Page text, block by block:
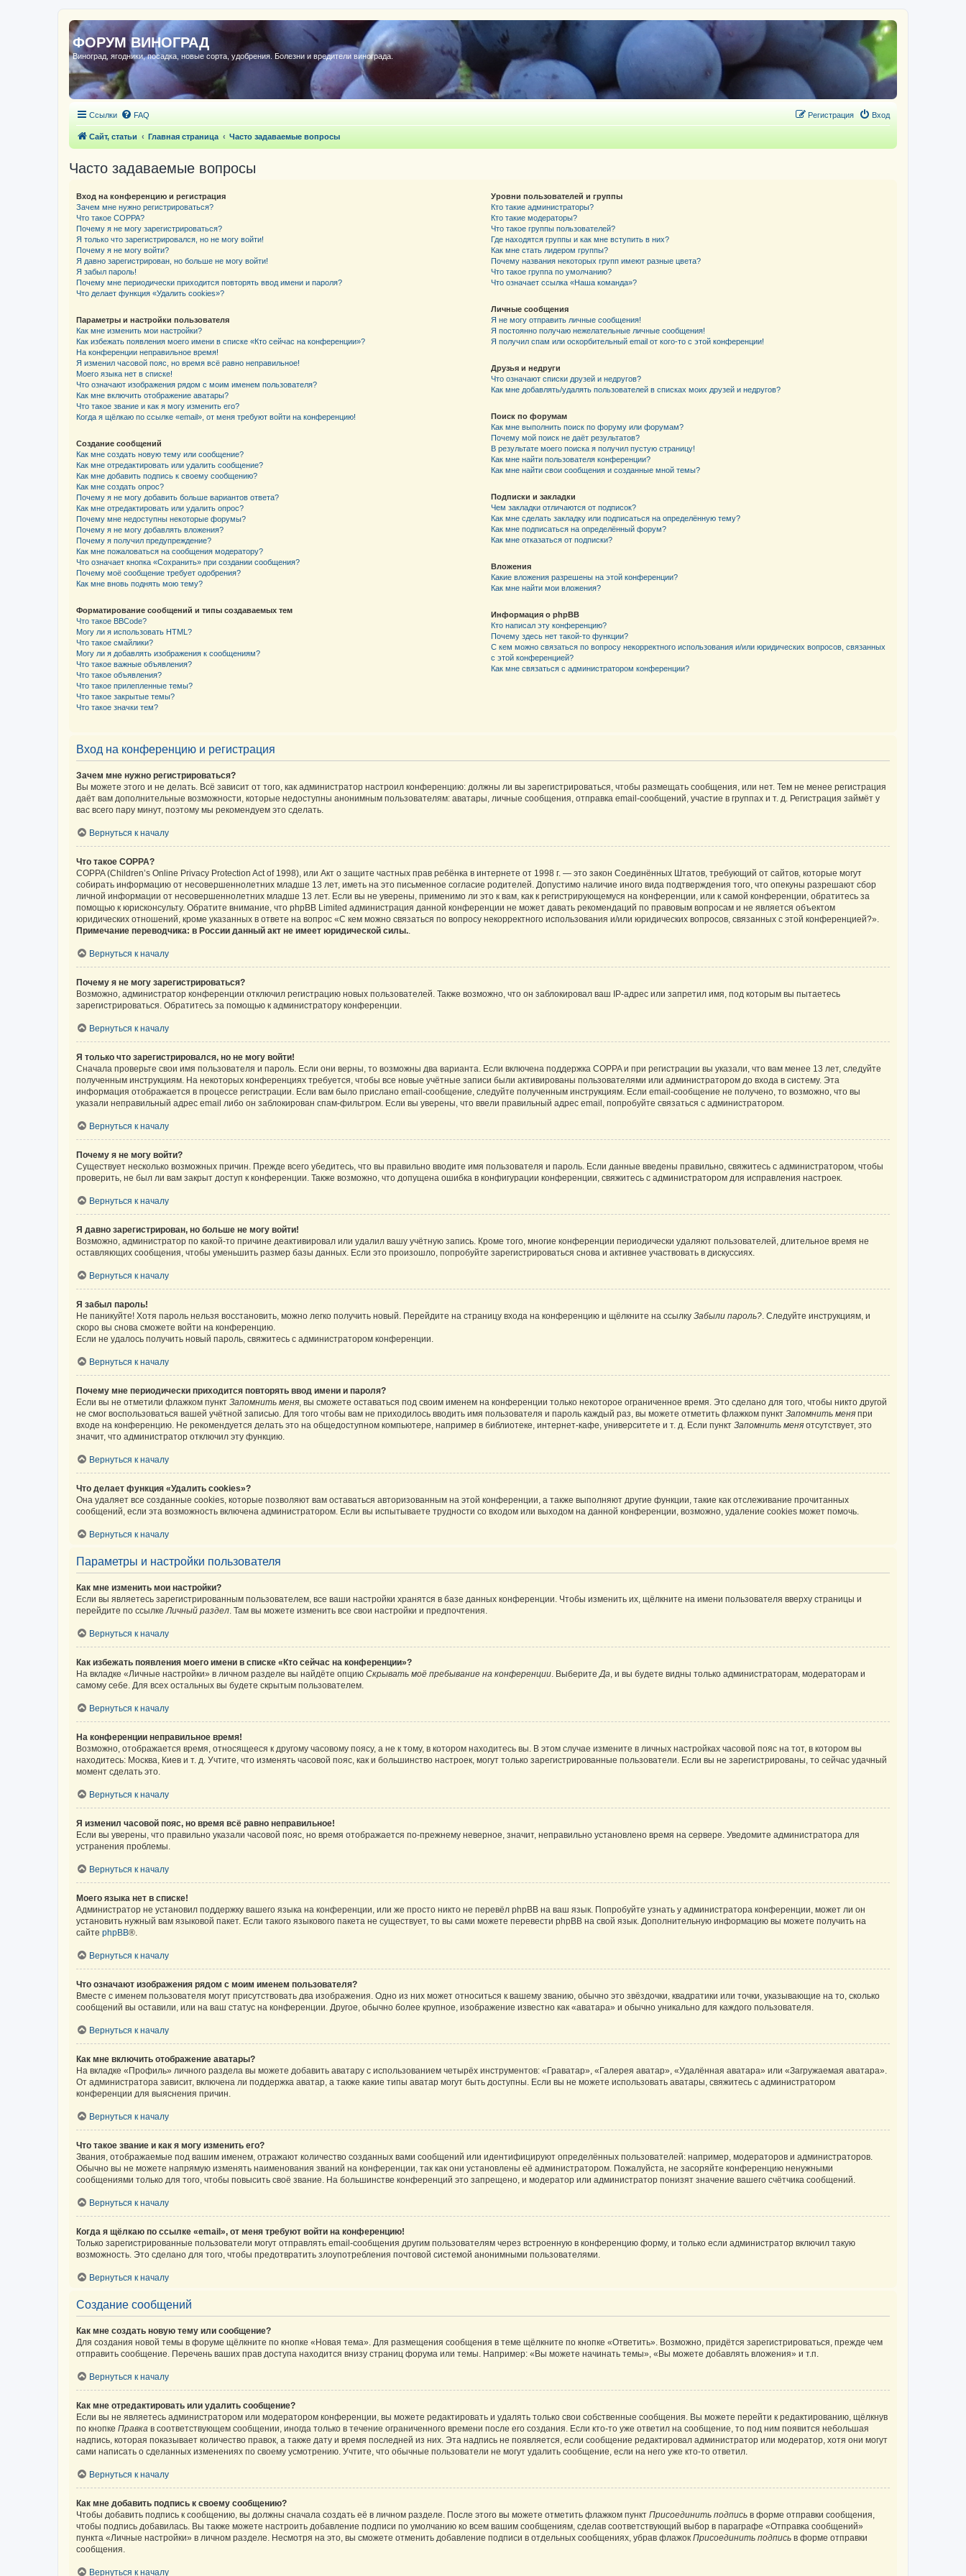
ФОРУМ ВИНОГРАД
Виноград, ягодники, посадка, новые сорта, удобрения. Болезни и вредители винограда.
Ссылки FAQ Вход
Регистрация
Сайт, статьи Главная страница Часто задаваемые вопросы
Часто задаваемые вопросы
Вход на конференцию и регистрация
Зачем мне нужно регистрироваться?
Что такое COPPA?
Почему я не могу зарегистрироваться?
Я только что зарегистрировался, но не могу войти!
Почему я не могу войти?
Я давно зарегистрирован, но больше не могу войти!
Я забыл пароль!
Почему мне периодически приходится повторять ввод имени и пароля?
Что делает функция «Удалить cookies»?
Параметры и настройки пользователя
Как мне изменить мои настройки?
Как избежать появления моего имени в списке «Кто сейчас на конференции»?
На конференции неправильное время!
Я изменил часовой пояс, но время всё равно неправильное!
Моего языка нет в списке!
Что означают изображения рядом с моим именем пользователя?
Как мне включить отображение аватары?
Что такое звание и как я могу изменить его?
Когда я щёлкаю по ссылке «email», от меня требуют войти на конференцию!
Создание сообщений
Как мне создать новую тему или сообщение?
Как мне отредактировать или удалить сообщение?
Как мне добавить подпись к своему сообщению?
Как мне создать опрос?
Почему я не могу добавить больше вариантов ответа?
Как мне отредактировать или удалить опрос?
Почему мне недоступны некоторые форумы?
Почему я не могу добавлять вложения?
Почему я получил предупреждение?
Как мне пожаловаться на сообщения модератору?
Что означает кнопка «Сохранить» при создании сообщения?
Почему моё сообщение требует одобрения?
Как мне вновь поднять мою тему?
Форматирование сообщений и типы создаваемых тем
Что такое BBCode?
Могу ли я использовать HTML?
Что такое смайлики?
Могу ли я добавлять изображения к сообщениям?
Что такое важные объявления?
Что такое объявления?
Что такое прилепленные темы?
Что такое закрытые темы?
Что такое значки тем?
Уровни пользователей и группы
Кто такие администраторы?
Кто такие модераторы?
Что такое группы пользователей?
Где находятся группы и как мне вступить в них?
Как мне стать лидером группы?
Почему названия некоторых групп имеют разные цвета?
Что такое группа по умолчанию?
Что означает ссылка «Наша команда»?
Личные сообщения
Я не могу отправить личные сообщения!
Я постоянно получаю нежелательные личные сообщения!
Я получил спам или оскорбительный email от кого-то с этой конференции!
Друзья и недруги
Что означают списки друзей и недругов?
Как мне добавлять/удалять пользователей в списках моих друзей и недругов?
Поиск по форумам
Как мне выполнить поиск по форуму или форумам?
Почему мой поиск не даёт результатов?
В результате моего поиска я получил пустую страницу!
Как мне найти пользователя конференции?
Как мне найти свои сообщения и созданные мной темы?
Подписки и закладки
Чем закладки отличаются от подписок?
Как мне сделать закладку или подписаться на определённую тему?
Как мне подписаться на определённый форум?
Как мне отказаться от подписки?
Вложения
Какие вложения разрешены на этой конференции?
Как мне найти мои вложения?
Информация о phpBB
Кто написал эту конференцию?
Почему здесь нет такой-то функции?
С кем можно связаться по вопросу некорректного использования и/или юридических вопросов, связанных
с этой конференцией?
Как мне связаться с администратором конференции?
Вход на конференцию и регистрация
Зачем мне нужно регистрироваться?
Вы можете этого и не делать. Всё зависит от того, как администратор настроил конференцию: должны ли вы зарегистрироваться, чтобы размещать сообщения, или нет. Тем не менее регистрация
даёт вам дополнительные возможности, которые недоступны анонимным пользователям: аватары, личные сообщения, отправка email-сообщений, участие в группах и т. д. Регистрация займёт у
вас всего пару минут, поэтому мы рекомендуем это сделать.
Вернуться к началу
Что такое COPPA?
COPPA (Children’s Online Privacy Protection Act of 1998), или Акт о защите частных прав ребёнка в интернете от 1998 г. — это закон Соединённых Штатов, требующий от сайтов, которые могут
собирать информацию от несовершеннолетних младше 13 лет, иметь на это письменное согласие родителей. Допустимо наличие иного вида подтверждения того, что опекуны разрешают сбор
личной информации от несовершеннолетних младше 13 лет. Если вы не уверены, применимо ли это к вам, как к регистрирующемуся на конференции, или к самой конференции, обратитесь за
помощью к юрисконсульту. Обратите внимание, что phpBB Limited администрация данной конференции не может давать рекомендаций по правовым вопросам и не является объектом
юридических отношений, кроме указанных в ответе на вопрос «С кем можно связаться по вопросу некорректного использования и/или юридических вопросов, связанных с этой конференцией?».
Примечание переводчика: в России данный акт не имеет юридической силы..
Вернуться к началу
Почему я не могу зарегистрироваться?
Возможно, администратор конференции отключил регистрацию новых пользователей. Также возможно, что он заблокировал ваш IP-адрес или запретил имя, под которым вы пытаетесь
зарегистрироваться. Обратитесь за помощью к администратору конференции.
Вернуться к началу
Я только что зарегистрировался, но не могу войти!
Сначала проверьте свои имя пользователя и пароль. Если они верны, то возможны два варианта. Если включена поддержка COPPA и при регистрации вы указали, что вам менее 13 лет, следуйте
полученным инструкциям. На некоторых конференциях требуется, чтобы все новые учётные записи были активированы пользователями или администратором до входа в систему. Эта
информация отображается в процессе регистрации. Если вам было прислано email-сообщение, следуйте полученным инструкциям. Если email-сообщение не получено, то возможно, что вы
указали неправильный адрес email либо он заблокирован спам-фильтром. Если вы уверены, что ввели правильный адрес email, попробуйте связаться с администратором.
Вернуться к началу
Почему я не могу войти?
Существует несколько возможных причин. Прежде всего убедитесь, что вы правильно вводите имя пользователя и пароль. Если данные введены правильно, свяжитесь с администратором, чтобы
проверить, не был ли вам закрыт доступ к конференции. Также возможно, что допущена ошибка в конфигурации конференции, свяжитесь с администратором для исправления настроек.
Вернуться к началу
Я давно зарегистрирован, но больше не могу войти!
Возможно, администратор по какой-то причине деактивировал или удалил вашу учётную запись. Кроме того, многие конференции периодически удаляют пользователей, длительное время не
оставляющих сообщения, чтобы уменьшить размер базы данных. Если это произошло, попробуйте зарегистрироваться снова и активнее участвовать в дискуссиях.
Вернуться к началу
Я забыл пароль!
Не паникуйте! Хотя пароль нельзя восстановить, можно легко получить новый. Перейдите на страницу входа на конференцию и щёлкните на ссылку Забыли пароль?. Следуйте инструкциям, и
скоро вы снова сможете войти на конференцию.
Если не удалось получить новый пароль, свяжитесь с администратором конференции.
Вернуться к началу
Почему мне периодически приходится повторять ввод имени и пароля?
Если вы не отметили флажком пункт Запомнить меня, вы сможете оставаться под своим именем на конференции только некоторое ограниченное время. Это сделано для того, чтобы никто другой
не смог воспользоваться вашей учётной записью. Для того чтобы вам не приходилось вводить имя пользователя и пароль каждый раз, вы можете отметить флажком пункт Запомнить меня при
входе на конференцию. Не рекомендуется делать это на общедоступном компьютере, например в библиотеке, интернет-кафе, университете и т. д. Если пункт Запомнить меня отсутствует, это
значит, что администратор отключил эту функцию.
Вернуться к началу
Что делает функция «Удалить cookies»?
Она удаляет все созданные cookies, которые позволяют вам оставаться авторизованным на этой конференции, а также выполняют другие функции, такие как отслеживание прочитанных
сообщений, если эта возможность включена администратором. Если вы испытываете трудности со входом или выходом на данной конференции, возможно, удаление cookies может помочь.
Вернуться к началу
Параметры и настройки пользователя
Как мне изменить мои настройки?
Если вы являетесь зарегистрированным пользователем, все ваши настройки хранятся в базе данных конференции. Чтобы изменить их, щёлкните на имени пользователя вверху страницы и
перейдите по ссылкеЛичный раздел. Там вы можете изменить все свои настройки и предпочтения.
Вернуться к началу
Как избежать появления моего имени в списке «Кто сейчас на конференции»?
На вкладке «Личные настройки» в личном разделе вы найдёте опцию Скрывать моё пребывание на конференции. ВыберитеДа, и вы будете видны только администраторам, модераторам и
самому себе. Для всех остальных вы будете скрытым пользователем.
Вернуться к началу
На конференции неправильное время!
Возможно, отображается время, относящееся к другому часовому поясу, а не к тому, в котором находитесь вы. В этом случае измените в личных настройках часовой пояс на тот, в котором вы
находитесь: Москва, Киев и т. д. Учтите, что изменять часовой пояс, как и большинство настроек, могут только зарегистрированные пользователи. Если вы не зарегистрированы, то сейчас удачный
момент сделать это.
Вернуться к началу
Я изменил часовой пояс, но время всё равно неправильное!
Если вы уверены, что правильно указали часовой пояс, но время отображается по-прежнему неверное, значит, неправильно установлено время на сервере. Уведомите администратора для
устранения проблемы.
Вернуться к началу
Моего языка нет в списке!
Администратор не установил поддержку вашего языка на конференции, или же просто никто не перевёл phpBB на ваш язык. Попробуйте узнать у администратора конференции, может ли он
установить нужный вам языковой пакет. Если такого языкового пакета не существует, то вы сами можете перевести phpBB на свой язык. Дополнительную информацию вы можете получить на
сайте phpBB®.
Вернуться к началу
Что означают изображения рядом с моим именем пользователя?
Вместе с именем пользователя могут присутствовать два изображения. Одно из них может относиться к вашему званию, обычно это звёздочки, квадратики или точки, указывающие на то, сколько
сообщений вы оставили, или на ваш статус на конференции. Другое, обычно более крупное, изображение известно как «аватара» и обычно уникально для каждого пользователя.
Вернуться к началу
Как мне включить отображение аватары?
На вкладке «Профиль» личного раздела вы можете добавить аватару с использованием четырёх инструментов: «Граватар», «Галерея аватар», «Удалённая аватара» или «Загружаемая аватара».
От администратора зависит, включена ли поддержка аватар, а также какие типы аватар могут быть доступны. Если вы не можете использовать аватары, свяжитесь с администратором
конференции для выяснения причин.
Вернуться к началу
Что такое звание и как я могу изменить его?
Звания, отображаемые под вашим именем, отражают количество созданных вами сообщений или идентифицируют определённых пользователей: например, модераторов и администраторов.
Обычно вы не можете напрямую изменять наименования званий на конференции, так как они установлены её администратором. Пожалуйста, не засоряйте конференцию ненужными
сообщениями только для того, чтобы повысить своё звание. На большинстве конференций это запрещено, и модератор или администратор понизят значение вашего счётчика сообщений.
Вернуться к началу
Когда я щёлкаю по ссылке «email», от меня требуют войти на конференцию!
Только зарегистрированные пользователи могут отправлять email-сообщения другим пользователям через встроенную в конференцию форму, и только если администратор включил такую
возможность. Это сделано для того, чтобы предотвратить злоупотребления почтовой системой анонимными пользователями.
Вернуться к началу
Создание сообщений
Как мне создать новую тему или сообщение?
Для создания новой темы в форуме щёлкните по кнопке «Новая тема». Для размещения сообщения в теме щёлкните по кнопке «Ответить». Возможно, придётся зарегистрироваться, прежде чем
отправить сообщение. Перечень ваших прав доступа находится внизу страниц форума или темы. Например: «Вы можете начинать темы», «Вы можете добавлять вложения» и т.п.
Вернуться к началу
Как мне отредактировать или удалить сообщение?
Если вы не являетесь администратором или модератором конференции, вы можете редактировать и удалять только свои собственные сообщения. Вы можете перейти к редактированию, щёлкнув
по кнопке Правка в соответствующем сообщении, иногда только в течение ограниченного времени после его создания. Если кто-то уже ответил на сообщение, то под ним появится небольшая
надпись, которая показывает количество правок, а также дату и время последней из них. Эта надпись не появляется, если сообщение редактировал администратор или модератор, хотя они могут
сами написать о сделанных изменениях по своему усмотрению. Учтите, что обычные пользователи не могут удалить сообщение, если на него уже кто-то ответил.
Вернуться к началу
Как мне добавить подпись к своему сообщению?
Чтобы добавить подпись к сообщению, вы должны сначала создать её в личном разделе. После этого вы можете отметить флажком пункт Присоединить подпись в форме отправки сообщения,
чтобы подпись добавилась. Вы также можете настроить добавление подписи по умолчанию ко всем вашим сообщениям, сделав соответствующий выбор в параграфе «Отправка сообщений»
пункта «Личные настройки» в личном разделе. Несмотря на это, вы сможете отменить добавление подписи в отдельных сообщениях, убрав флажок Присоединить подпись в форме отправки
сообщения.
Вернуться к началу